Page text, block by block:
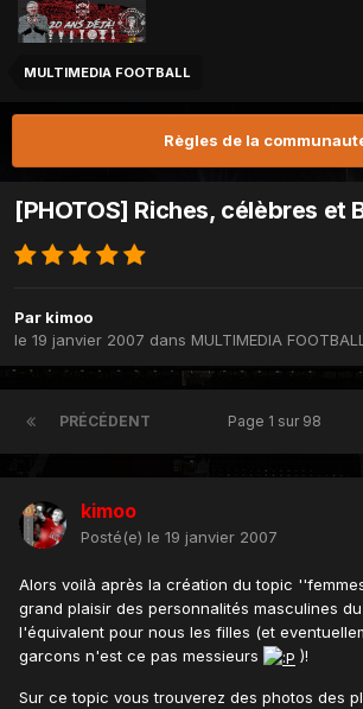
MULTIMEDIA FOOTBALL
Règles de la
[PHOTOS] Riches, célèbres et
Par kimoo
le 19 janvier 2007 dans MULTIMEDIA
PRÉCÉDENT Page 1 sur 98
kimoo
Posté(e) le 19 janvier 2007
Alors voilà après la création du topic
grand plaisir des personnalités masculines
l'équivalent pour nous les filles (et
garcons n'est ce pas messieurs
)!
Sur ce topic vous trouverez des photos des